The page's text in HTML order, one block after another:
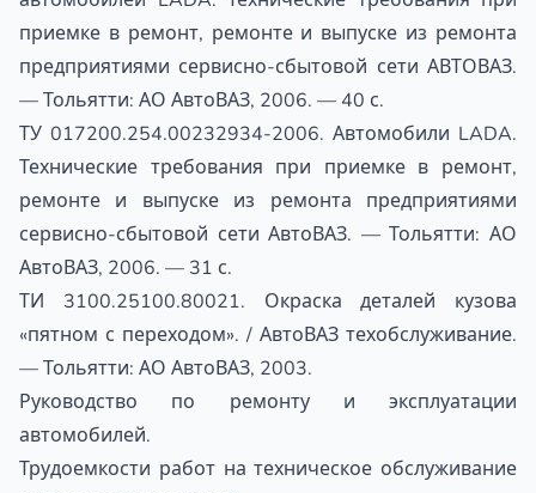
приемке в ремонт, ремонте и выпуске из ремонта
предприятиями сервисно-сбытовой сети АВТОВАЗ.
— Тольятти: АО АвтоВАЗ, 2006. — 40 с.
ТУ 017200.254.00232934-2006. Автомобили LADA.
Технические требования при приемке в ремонт,
ремонте и выпуске из ремонта предприятиями
сервисно-сбытовой сети АвтоВАЗ. — Тольятти: АО
АвтоВАЗ, 2006. — 31 с.
ТИ 3100.25100.80021. Окраска деталей кузова
«пятном с переходом». / АвтоВАЗ техобслуживание.
— Тольятти: АО АвтоВАЗ, 2003.
Руководство по ремонту и эксплуатации
автомобилей.
Трудоемкости работ на техническое обслуживание